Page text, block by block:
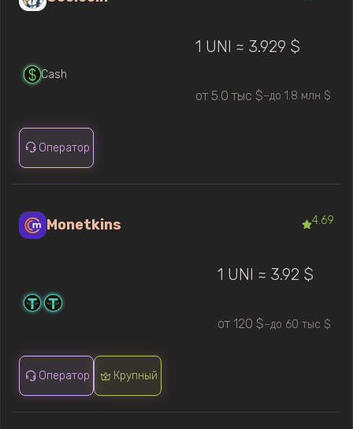
Cash
1 UNI ≈ 3.929 $
от 5.0 тыс $—до 1.8 млн $
Оператор
Monetkins 4.69
1 UNI ≈ 3.92 $
от 120 $—до 60 тыс $
Оператор Крупный